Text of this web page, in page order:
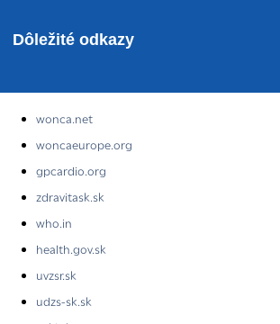
Dôležité odkazy
wonca.net
woncaeurope.org
gpcardio.org
zdravitask.sk
who.in
health.gov.sk
uvzsr.sk
udzs-sk.sk